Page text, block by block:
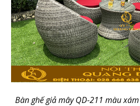
Bàn ghế giả mây QD-211 màu